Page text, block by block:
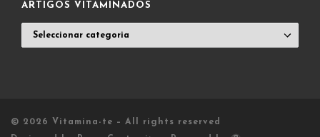
ARTIGOS VITAMINADOS
VITAMINADOS
© 2026 Vitamina-te – All rights reserved